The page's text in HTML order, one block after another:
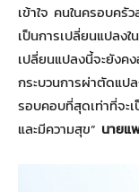
เข้าใจ คนในครอบค
เป็นการเปลี่ยนแปล
เปลี่ยนแปลงนี้จะยังค
กระบวนการผ่าตัดแป
รอบคอบที่สุดเท่าที่จะ
และมีความสุข” นายแ